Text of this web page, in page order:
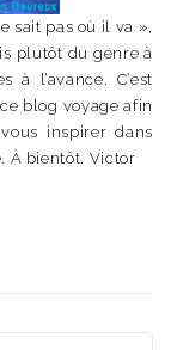
sait pas où il va »,
plutôt du genre à
l’avance. C’est
blog voyage afin
inspirer dans
À bientôt. Victor